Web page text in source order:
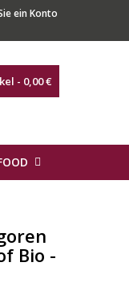
ein Konto
- 0,00 €
Bio -